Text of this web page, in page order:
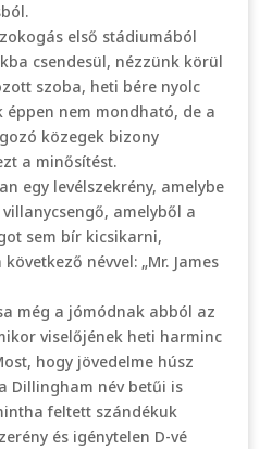
első stádiumából
csendesül, nézzünk körül
szoba, heti bére nyolc
éppen nem mondható, de a
közegek bizony
a minősítést.
egy levélszekrény, amelybe
amelyből a
sem bír kicsikarni,
névvel: „Mr. James
még a jómódnak abból az
viselőjének heti harminc
hogy jövedelme húsz
Dillingham név betűi is
feltett szándékuk
és igénytelen D-vé